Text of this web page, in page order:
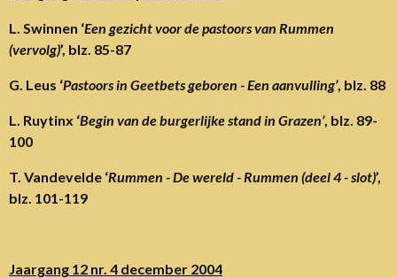
L. Swinnen ‘Een gezicht voor de pastoors van Rummen
(vervolg)’, blz. 85-87
G. Leus ‘Pastoors in Geetbets geboren - Een aanvulling’, blz. 88
L. Ruytinx ‘Begin van de burgerlijke stand in Grazen’, blz. 89-
100
T. Vandevelde ‘Rummen - De wereld - Rummen (deel 4 - slot)’,
blz. 101-119
Jaargang 12 nr. 4 december 2004